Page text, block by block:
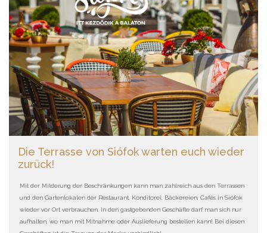
Die Terrasse von Siófok warten euch wieder
zurück!
Mit der Milderung der Beschränkungen kann man zahlreich aus den Terrassen
und den Gartenlokalen der Restaurant, Konditorei, Bäckereien, Cafés in Siófok
wieder vor Ort verbrauchen. In den gastgebenden Geschäfte darf man sich nur
aufhalten, wo man mit Mitnahme oder Auslieferung bestellen kann! Bei diesen